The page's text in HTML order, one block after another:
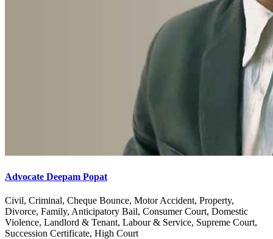
Advocate Deepam Popat
Civil, Criminal, Cheque Bounce, Motor Accident, Property,
Divorce, Family, Anticipatory Bail, Consumer Court, Domestic
Violence, Landlord & Tenant, Labour & Service, Supreme Court,
Succession Certificate, High Court